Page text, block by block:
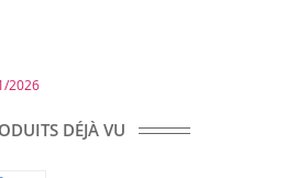
2026
DÉJÀ VU